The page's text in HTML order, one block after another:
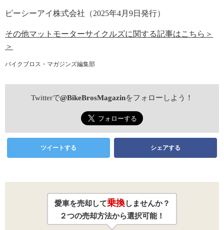
ピーシーアイ株式会社（2025年4月9日発行）
その他マットモーターサイクルズに関する記事はこちら＞
＞
バイクブロス・マガジンズ編集部
Twitterで@BikeBrosMagazinをフォローしよう！
ツイートする シェアする
愛車を売却して乗換しませんか？
２つの売却方法から選択可能！